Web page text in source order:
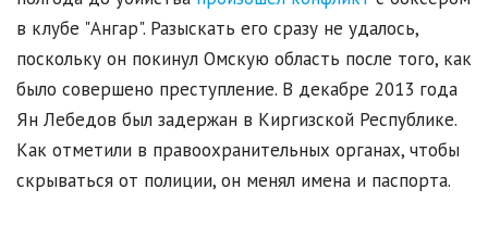
в клубе "Ангар". Разыскать его сразу не удалось,
поскольку он покинул Омскую область после того, как
было совершено преступление. В декабре 2013 года
Ян Лебедов был задержан в Киргизской Республике.
Как отметили в правоохранительных органах, чтобы
скрываться от полиции, он менял имена и паспорта.